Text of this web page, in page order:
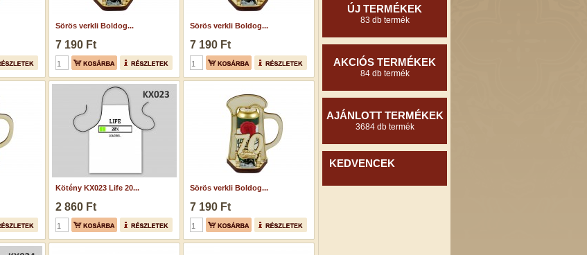
Sörös verkli Boldog...
7 190 Ft
Sörös verkli Boldog...
7 190 Ft
Kötény KX023 Life 20...
2 860 Ft
Sörös verkli Boldog...
7 190 Ft
ÚJ TERMÉKEK
83 db termék
AKCIÓS TERMÉKEK
84 db termék
AJÁNLOTT TERMÉKEK
3684 db termék
KEDVENCEK